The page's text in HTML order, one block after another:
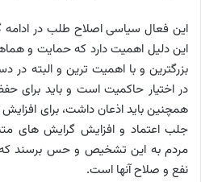
این فعال سیاسی اصلاح طلب در ادامه
این دلیل اهمیت دارد که حمایت و
بزرگترین و با اهمیت ترین و البته
در اختیار حاکمیت است و باید برای
همچنین باید اذعان داشت، برای افزایش
جلب اعتماد و افزایش گرایش های
مردم به این تشخیص و حس برسند که
نفع و صلاح آنها است.